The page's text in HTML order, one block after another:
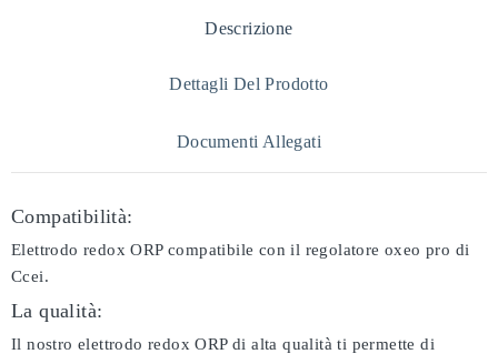
Descrizione
Dettagli Del Prodotto
Documenti Allegati
Compatibilità:
Elettrodo redox ORP compatibile con il regolatore oxeo pro di
Ccei.
La qualità:
Il nostro elettrodo redox ORP di alta qualità ti permette di